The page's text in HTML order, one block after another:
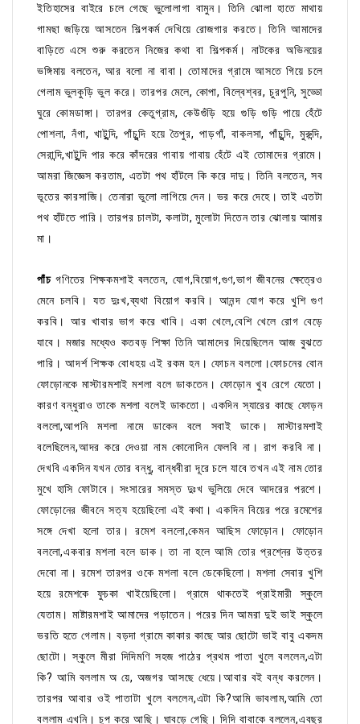
ইতিহাসের বাইরে চলে গেছে ভুলোলাগা বামুন। তিনি ঝোলা হাতে মাথায়
গামছা জড়িয়ে আসতেন শিল্পকর্ম দেখিয়ে রোজগার করতে। তিনি আমাদের
বাড়িতে এসে শুরু করতেন নিজের কথা বা শিল্পকর্ম। নাটকের অভিনয়ের
ভঙ্গিমায় বলতেন, আর বলো না বাবা। তোমাদের গ্রামে আসতে গিয়ে চলে
গেলাম ভুলকুড়ি ভুল করে। তারপর মেলে, কোপা, বিল্বেশ্বর, চুরপুনি, সুড্ডো
ঘুরে কোমডাঙ্গা। তারপর কেতুগ্রাম, কেউগুঁড়ি হয়ে গুড়ি গুড়ি পায়ে হেঁটে
পোশলা, নঁগা, খাটুন্দি, পাঁচুন্দি হয়ে তৈপুর, পাড়গাঁ, বাকলসা, পাঁচুন্দি, মুরুন্দি,
সেরান্দি,খাটুন্দি পার করে কাঁদরের গাবায় গাবায় হেঁটে এই তোমাদের গ্রামে।
আমরা জিজ্ঞেস করতাম, এতটা পথ হাঁটলে কি করে দাদু। তিনি বলতেন, সব
ভূতের কারসাজি। তেনারা ভুলো লাগিয়ে দেন। ভর করে দেহে। তাই এতটা
পথ হাঁটতে পারি। তারপর চালটা, কলাটা, মুলোটা দিতেন তার ঝোলায় আমার
মা।
পাঁচগণিতের শিক্ষকমশাই বলতেন, যোগ,বিয়োগ,গুণ,ভাগ জীবনের ক্ষেত্রেও
মেনে চলবি। যত দুঃখ,ব্যথা বিয়োগ করবি। আনন্দ যোগ করে খুশি গুণ
করবি। আর খাবার ভাগ করে খাবি। একা খেলে,বেশি খেলে রোগ বেড়ে
যাবে। মজার মধ্যেও কতবড় শিক্ষা তিনি আমাদের দিয়েছিলেন আজ বুঝতে
পারি। আদর্শ শিক্ষক বোধহয় এই রকম হন। ফোচন বললো।ফোচনের বোন
ফোড়োনকে মাস্টারমশাই মশলা বলে ডাকতেন। ফোড়োন খুব রেগে যেতো।
কারণ বন্ধুরাও তাকে মশলা বলেই ডাকতো। একদিন স্যারের কাছে ফোড়ন
বললো,আপনি মশলা নামে ডাকেন বলে সবাই ডাকে। মাস্টারমশাই
বলেছিলেন,আদর করে দেওয়া নাম কোনোদিন ফেলবি না। রাগ করবি না।
দেখবি একদিন যখন তোর বন্ধু, বান্ধবীরা দূরে চলে যাবে তখন এই নাম তোর
মুখে হাসি ফোটাবে। সংসারের সমস্ত দুঃখ ভুলিয়ে দেবে আদরের পরশে।
ফোড়োনের জীবনে সত্য হয়েছিলো এই কথা। একদিন বিয়ের পরে রমেশের
সঙ্গে দেখা হলো তার। রমেশ বললো,কেমন আছিস ফোড়োন। ফোড়োন
বললো,একবার মশলা বলে ডাক। তা না হলে আমি তোর প্রশ্নের উত্তর
দেবো না। রমেশ তারপর ওকে মশলা বলে ডেকেছিলো। মশলা সেবার খুশি
হয়ে রমেশকে ফুচকা খাইয়েছিলো। গ্রামে থাকতেই প্রাইমারী স্কুলে
যেতাম। মাষ্টারমশাই আমাদের পড়াতেন। পরের দিন আমরা দুই ভাই স্কুলে
ভরতি হতে গেলাম। বড়দা গ্রামে কাকার কাছে আর ছোটো ভাই বাবু একদম
ছোটো। স্কুলে মীরা দিদিমণি সহজ পাঠের প্রথম পাতা খুলে বললেন,এটা
কি? আমি বললাম অ য়ে, অজগর আসছে ধেয়ে।আবার বই বন্ধ করলেন।
তারপর আবার ওই পাতাটা খুলে বললেন,এটা কি?আমি ভাবলাম,আমি তো
বললাম এখনি। চুপ করে আছি। ঘাবড়ে গেছি। দিদি বাবাকে বললেন,এবছর